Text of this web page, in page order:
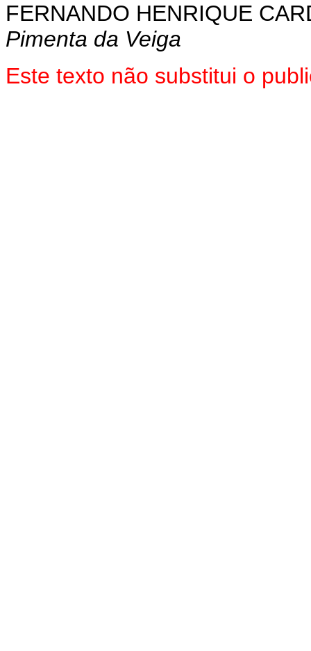
FERNANDO HENRIQUE
Pimenta da Veiga
Este texto não substitui o